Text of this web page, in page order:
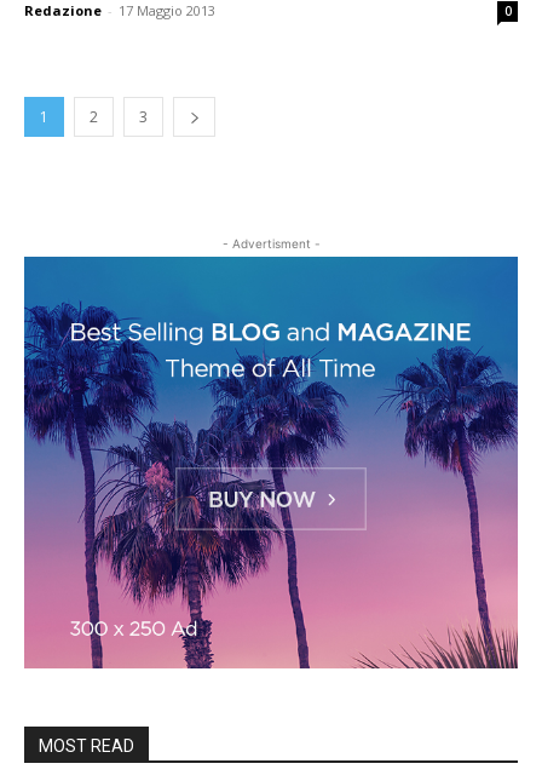
Redazione - 17 Maggio 2013 0
1 2 3
- Advertisment -
MOST READ